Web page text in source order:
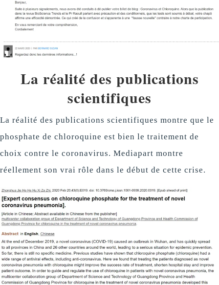
La réalité des publications
scientifiques
La réalité des publications scientifiques montre que le
phosphate de chloroquine est bien le traitement de
choix contre le coronavirus. Mediapart montre
réellement son vrai rôle dans le début de cette crise.